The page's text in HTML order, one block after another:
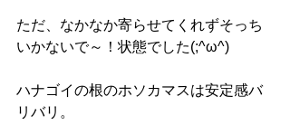
ただ、なかなか寄らせてくれずそっち
いかないで～！状態でした(;^ω^)
ハナゴイの根のホソカマスは安定感バ
リバリ。